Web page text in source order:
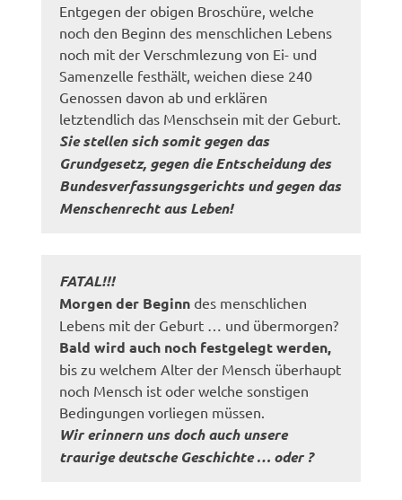
Entgegen der obigen Broschüre, welche
noch den Beginn des menschlichen Lebens
noch mit der Verschmlezung von Ei- und
Samenzelle festhält, weichen diese 240
Genossen davon ab und erklären
letztendlich das Menschsein mit der Geburt.
Sie stellen sich somit gegen das
Grundgesetz, gegen die Entscheidung des
Bundesverfassungsgerichts und gegen das
Menschenrecht aus Leben!
FATAL!!!
Morgen der Beginn des menschlichen
Lebens mit der Geburt … und übermorgen?
Bald wird auch noch festgelegt werden,
bis zu welchem Alter der Mensch überhaupt
noch Mensch ist oder welche sonstigen
Bedingungen vorliegen müssen.
Wir erinnern uns doch auch unsere
traurige deutsche Geschichte … oder ?